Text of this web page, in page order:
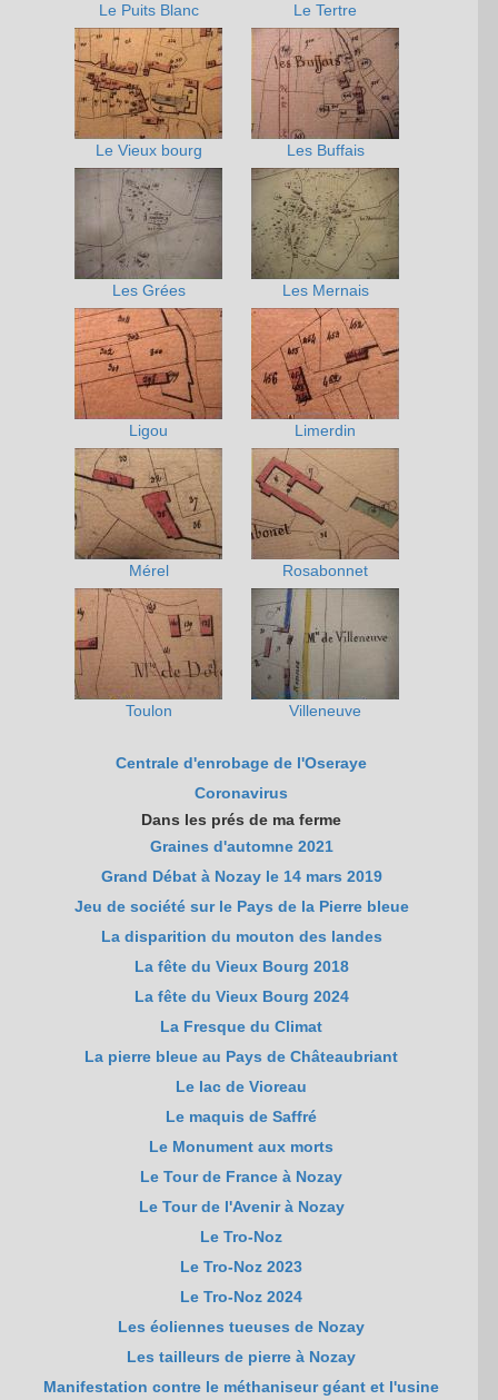
Le Puits Blanc Le Tertre
Le Vieux bourg Les Buffais
Les Grées Les Mernais
Ligou Limerdin
Mérel Rosabonnet
Toulon Villeneuve
Centrale d'enrobage de l'Oseraye
Coronavirus
Dans les prés de ma ferme
Graines d'automne 2021
Grand Débat à Nozay le 14 mars 2019
Jeu de société sur le Pays de la Pierre bleue
La disparition du mouton des landes
La fête du Vieux Bourg 2018
La fête du Vieux Bourg 2024
La Fresque du Climat
La pierre bleue au Pays de Châteaubriant
Le lac de Vioreau
Le maquis de Saffré
Le Monument aux morts
Le Tour de France à Nozay
Le Tour de l'Avenir à Nozay
Le Tro-Noz
Le Tro-Noz 2023
Le Tro-Noz 2024
Les éoliennes tueuses de Nozay
Les tailleurs de pierre à Nozay
Manifestation contre le méthaniseur géant et l'usine